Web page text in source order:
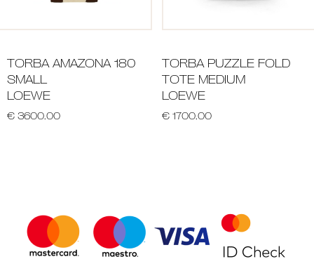
TORBA AMAZONA 180
SMALL
LOEWE
€ 3600.00
TORBA PUZZLE FOLD
TOTE MEDIUM
LOEWE
€ 1700.00